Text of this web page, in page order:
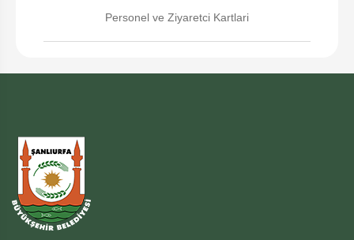
Personel ve Ziyaretci Kartlari